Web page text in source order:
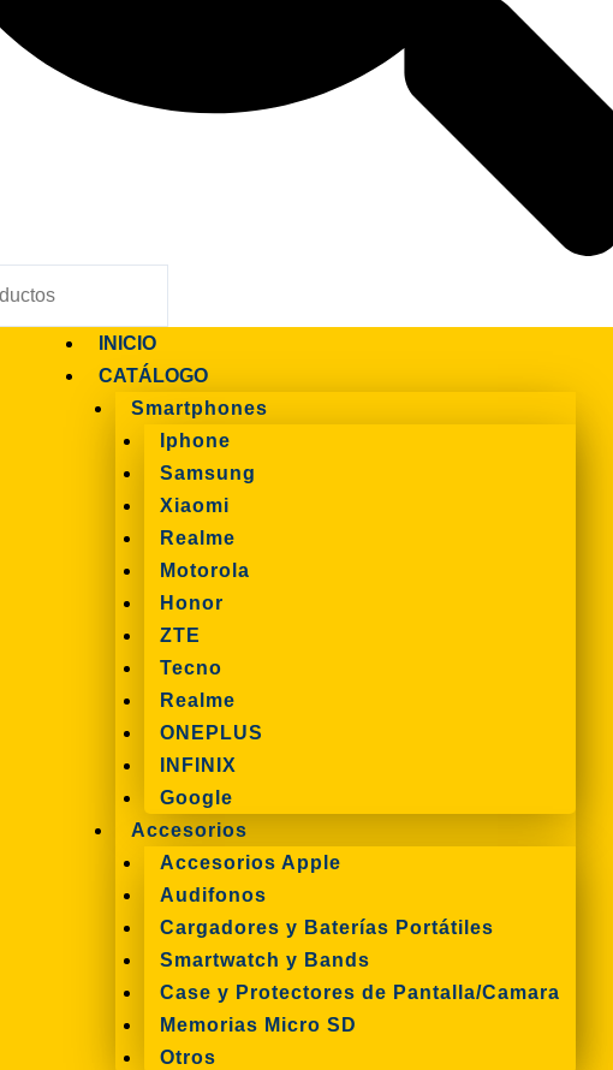
INICIO
CATÁLOGO
Smartphones
Iphone
Samsung
Xiaomi
Realme
Motorola
Honor
ZTE
Tecno
Realme
ONEPLUS
INFINIX
Google
Accesorios
Accesorios Apple
Audifonos
Cargadores y Baterías Portátiles
Smartwatch y Bands
Case y Protectores de Pantalla/Camara
Memorias Micro SD
Otros